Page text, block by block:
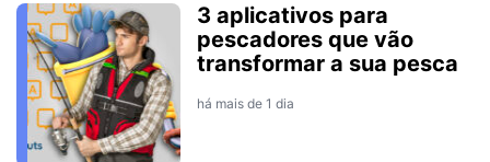
3 aplicativos para
pescadores que vão
transformar a sua pesca
há mais de 1 dia